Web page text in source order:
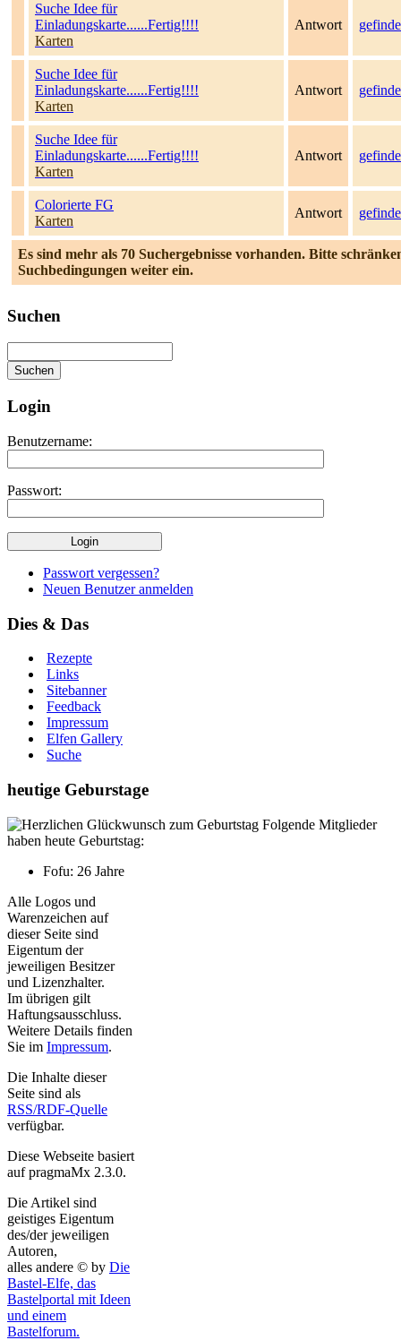
Suche Idee für
Einladungskarte......Fertig!!!!
Karten
Antwort
Suche Idee für
Einladungskarte......Fertig!!!!
Karten
Antwort
Suche Idee für
Einladungskarte......Fertig!!!!
Karten
Antwort
Colorierte FG
Karten
Antwort
Es sind mehr als 70 Suchergebnisse vorhanden. Bitte
Suchbedingungen weiter ein.
Suchen
Login
Benutzername:
Passwort:
Passwort vergessen?
Neuen Benutzer anmelden
Dies & Das
Rezepte
Links
Sitebanner
Feedback
Impressum
Elfen Gallery
Suche
heutige Geburstage
Folgende Mitglieder
haben heute Geburtstag:
Fofu: 26 Jahre
Alle Logos und
Warenzeichen auf
dieser Seite sind
Eigentum der
jeweiligen Besitzer
und Lizenzhalter.
Im übrigen gilt
Haftungsausschluss.
Weitere Details finden
Sie im Impressum.
Die Inhalte dieser
Seite sind als
RSS/RDF-Quelle
verfügbar.
Diese Webseite basiert
auf pragmaMx 2.3.0.
Die Artikel sind
geistiges Eigentum
des/der jeweiligen
Autoren,
alles andere © by Die
Bastel-Elfe, das
Bastelportal mit Ideen
und einem
Bastelforum.